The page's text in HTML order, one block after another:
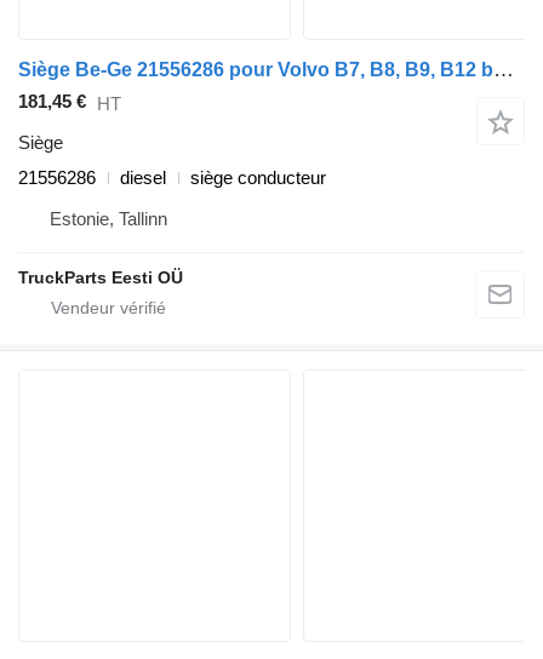
Siège Be-Ge 21556286 pour Volvo B7, B8, B9, B12 bus (2005-)
181,45 € HT
Siège
21556286
diesel
siège conducteur
Estonie, Tallinn
TruckParts Eesti OÜ